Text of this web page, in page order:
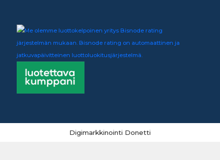
Digimarkkinointi Donetti